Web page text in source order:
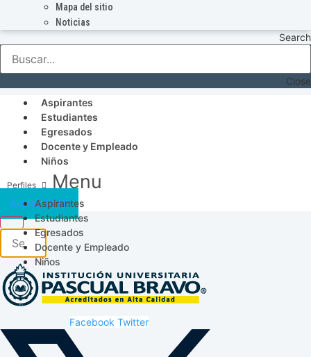
Mapa del sitio
Noticias
Search
Close
Aspirantes
Estudiantes
Egresados
Docente y Empleado
Niños
Menu
Aspirantes
Estudiantes
Egresados
Docente y Empleado
Niños
Acceso SICAU
Facebook Twitter